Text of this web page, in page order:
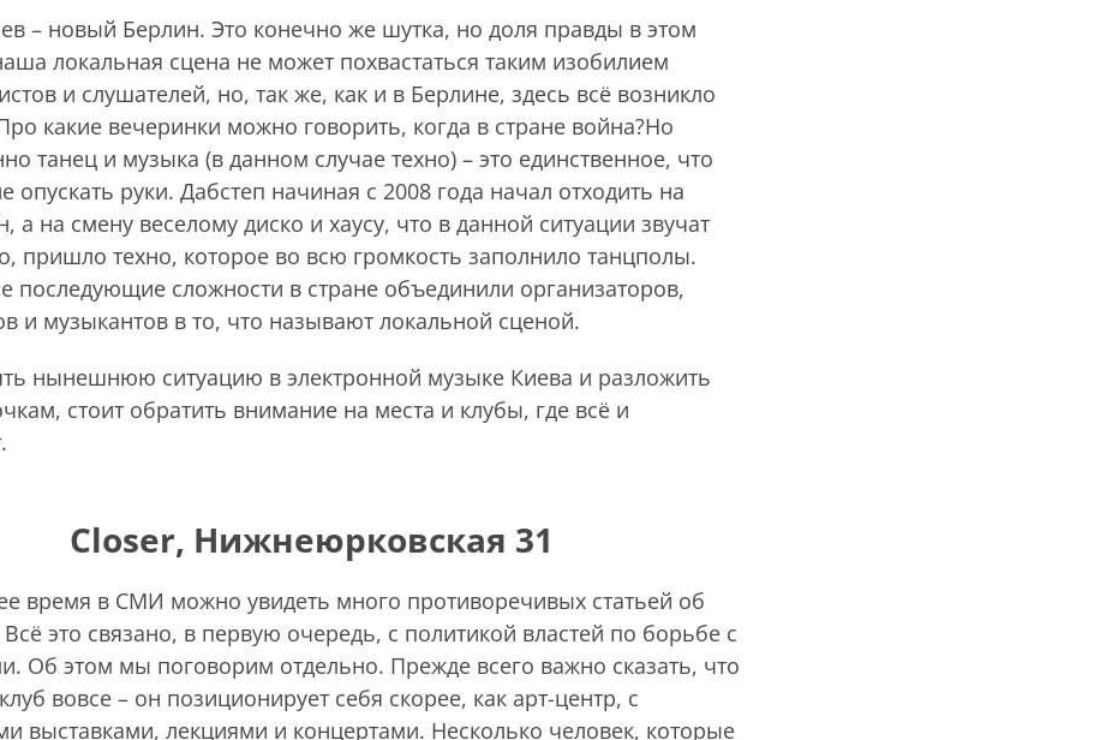
– новый Берлин. Это конечно же шутка, но доля правды в этом
локальная сцена не может похвастаться таким изобилием
и слушателей, но, так же, как и в Берлине, здесь всё возникло
какие вечеринки можно говорить, когда в стране война?Но
танец и музыка (в данном случае техно) – это единственное, что
опускать руки. Дабстеп начиная с 2008 года начал отходить на
а на смену веселому диско и хаусу, что в данной ситуации звучат
пришло техно, которое во всю громкость заполнило танцполы.
последующие сложности в стране объединили организаторов,
и музыкантов в то, что называют локальной сценой.
нынешнюю ситуацию в электронной музыке Киева и разложить
стоит обратить внимание на места и клубы, где всё и
Closer, Нижнеюрковская 31
время в СМИ можно увидеть много противоречивых статьей об
это связано, в первую очередь, с политикой властей по борьбе с
Об этом мы поговорим отдельно. Прежде всего важно сказать, что
вовсе – он позиционирует себя скорее, как арт-центр, с
выставками, лекциями и концертами. Несколько человек, которые